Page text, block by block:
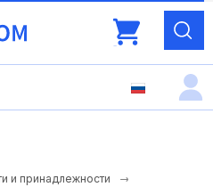
и принадлежности